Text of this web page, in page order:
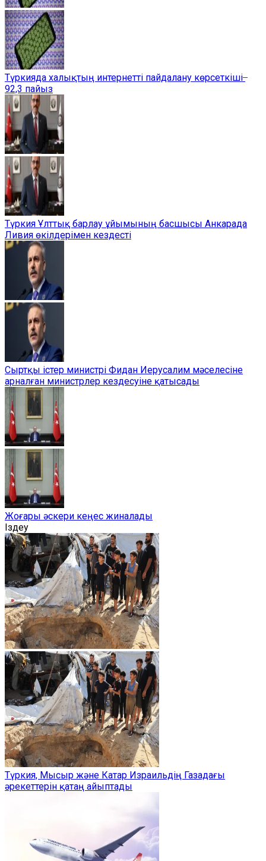
Түркияда халықтың интернетті пайдалану көрсеткіші ̶
92,3 пайыз
Түркия Ұлттық барлау ұйымының басшысы Анкарада
Ливия өкілдерімен кездесті
Сыртқы істер министрі Фидан Иерусалим мәселесіне
арналған министрлер кездесуіне қатысады
Жоғары әскери кеңес жиналады
Іздеу
Түркия, Мысыр және Катар Израильдің Газадағы
әрекеттерін қатаң айыптады